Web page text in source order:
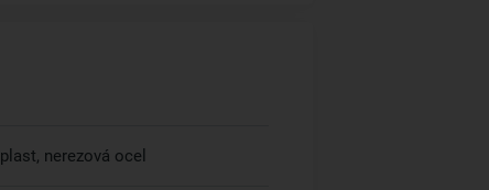
plast, nerezová ocel